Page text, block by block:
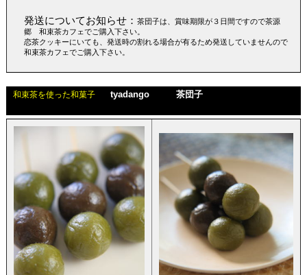
発送についてお知らせ： 茶団子は、賞味期限が３日間ですので茶源
郷 和束茶カフェでご購入下さい。
恋茶クッキーにいても、発送時の割れる場合が有るため発送していませんので
和束茶カフェでご購入下さい。
和束茶を使った和菓子 tyadango 茶団子